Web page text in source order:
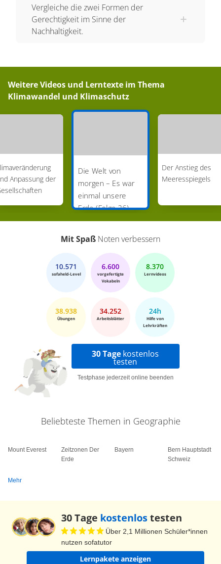
Vergleiche die zwei Formen der
Gerechtigkeit im Sinne der
Nachhaltigkeit.
Weitere Videos und Lerntexte im Thema
Klimawandel und Klimaschutz
Anpassung der
Die Welt von
morgen – Es war
einmal unsere
Erde (Folge 26)
Der Anstieg des
Meeresspiegels
Mit Spaß Noten verbessern
10.571
sofaheld-Level
6.600
vorgefertigte
Vokabeln
8.370
Lernvideos
38.938
Übungen
34.252
Arbeitsblätter
24h
Hilfe von
Lehrkräften
30 Tage kostenlos
testen
Testphase jederzeit online beenden
Beliebteste Themen in Geographie
Mount Everest
Zeitzonen Der
Erde
Bayern
Bern Hauptstadt
Schweiz
Mehr
30 Tage kostenlostesten
Über 2,1 Millionen Schüler*innen
nutzen sofatutor
Lernpakete anzeigen